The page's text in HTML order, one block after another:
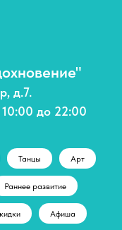
д.7.
до 22:00
Танцы Арт
Раннее развитие
Афиша